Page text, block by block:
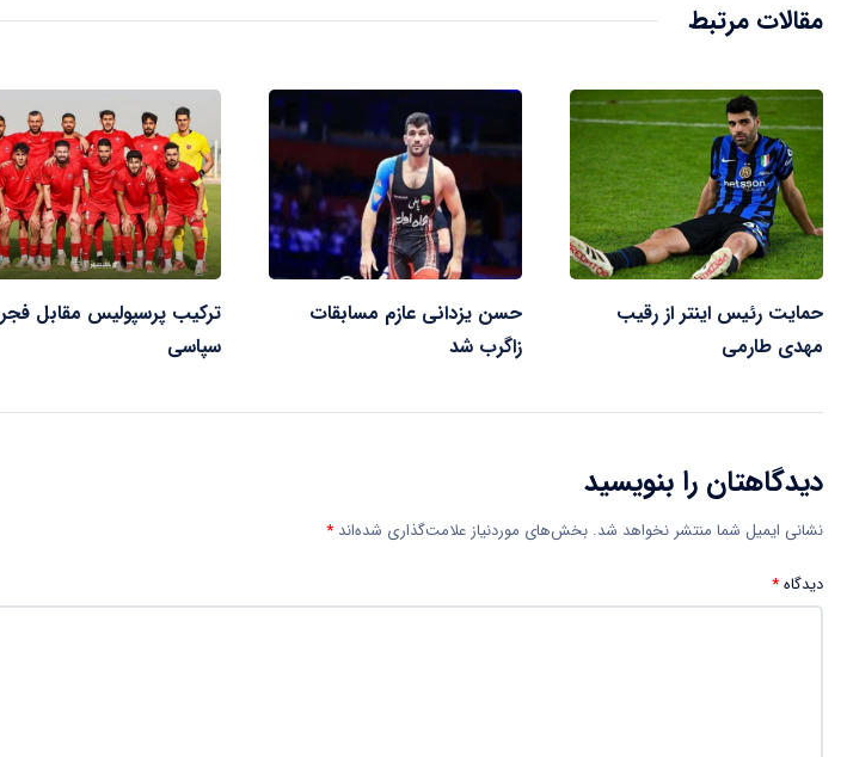
مقالات مرتبط
حمایت رئیس اینتر از رقیب
مهدی طارمی
حسن یزدانی عازم مسابقات
زاگرب شد
ترکیب پرسپولیس مقابل فجر
سپاسی
دیدگاهتان را بنویسید
نشانی ایمیل شما منتشر نخواهد شد. بخش‌های موردنیاز علامت‌گذاری شده‌اند *
دیدگاه*